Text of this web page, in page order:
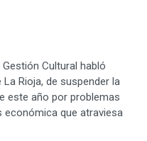
Cultural habló
Rioja, de suspender la
este año por problemas
económica que atraviesa